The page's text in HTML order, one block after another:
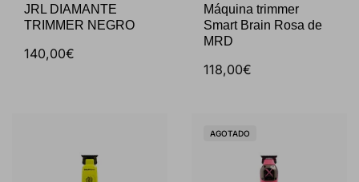
JRL DIAMANTE
TRIMMER NEGRO
140,00€
Máquina trimmer
Smart Brain Rosa de
MRD
118,00€
AGOTADO